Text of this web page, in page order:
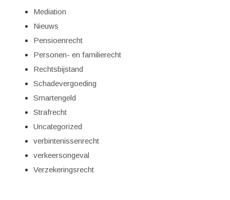
Mediation
Nieuws
Pensioenrecht
Personen- en familierecht
Rechtsbijstand
Schadevergoeding
Smartengeld
Strafrecht
Uncategorized
verbintenissenrecht
verkeersongeval
Verzekeringsrecht